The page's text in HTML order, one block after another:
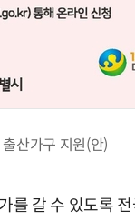
산가구 지원(안)
를 갈 수 있도록